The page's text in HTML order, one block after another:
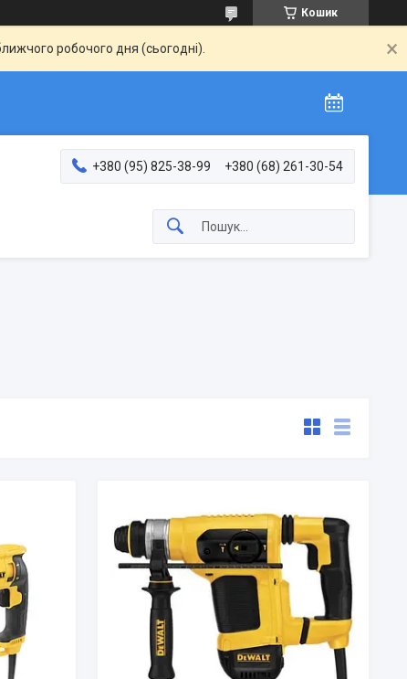
Кошик
робочого дня (сьогодні).
+380 (95) 825-38-99 +380 (68) 261-30-54